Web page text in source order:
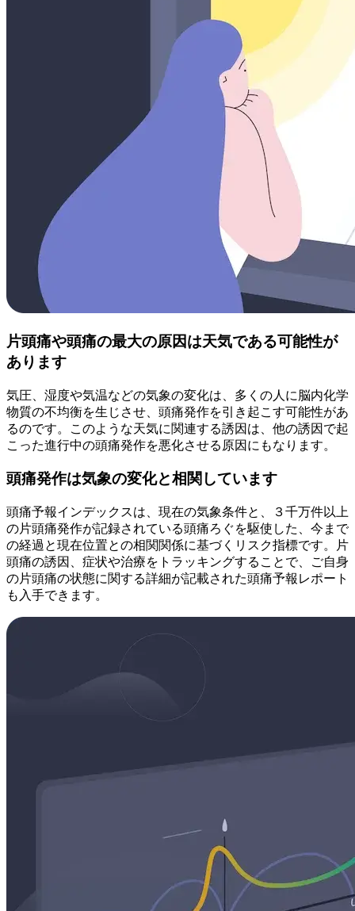
片頭痛や頭痛の最大の原因は天気である可能性が
あります
気圧、湿度や気温などの気象の変化は、多くの人に脳内化学
物質の不均衡を生じさせ、頭痛発作を引き起こす可能性があ
るのです。このような天気に関連する誘因は、他の誘因で起
こった進行中の頭痛発作を悪化させる原因にもなります。
頭痛発作は気象の変化と相関しています
頭痛予報インデックスは、現在の気象条件と、３千万件以上
の片頭痛発作が記録されている頭痛ろぐを駆使した、今まで
の経過と現在位置との相関関係に基づくリスク指標です。片
頭痛の誘因、症状や治療をトラッキングすることで、ご自身
の片頭痛の状態に関する詳細が記載された頭痛予報レポート
も入手できます。